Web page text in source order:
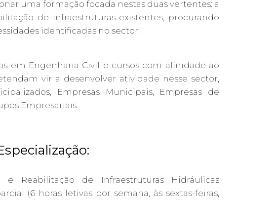
uma formação focada nestas duas vertentes: a
de infraestruturas existentes, procurando
identificadas no sector.
em Engenharia Civil e cursos com afinidade ao
vir a desenvolver atividade nesse sector,
Empresas Municipais, Empresas de
Empresariais.
Reabilitação de Infraestruturas Hidráulicas
(6 horas letivas por semana, às sextas-feiras,